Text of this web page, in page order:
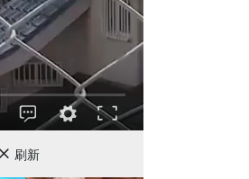
刷新